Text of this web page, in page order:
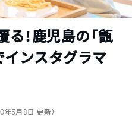
！鹿児島の「甑
インスタグラマ
年5月8日 更新）